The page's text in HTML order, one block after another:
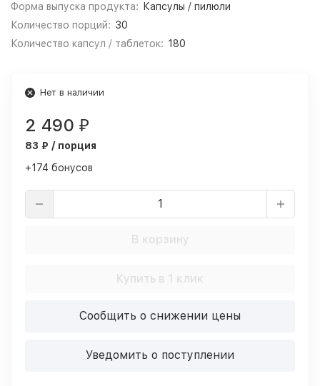
Форма выпуска продукта:
Капсулы / пилюли
Количество порций: 30
Количество капсул / таблеток: 180
Нет в наличии
2 490 ₽
83 ₽ / порция
+174 бонусов
В корзину
Купить в 1 клик
Сообщить о снижении цены
Уведомить о поступлении